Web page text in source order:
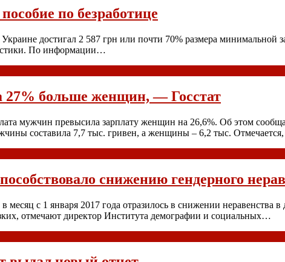
по безработице
достигал 2 587 грн или почти 70% размера
По информации…
больше женщин, — Госстат
мужчин превысила зарплату женщин на 26,6%. Об этом
составила 7,7 тыс. гривен, а женщины – 6,2 тыс.
снижению гендерного
с 1 января 2017 года отразилось в снижении неравенства
отмечают директор Института демографии и социальных…